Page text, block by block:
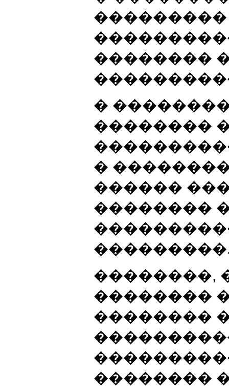
���������
��������
�
��������
�
������
��������
��������,
��������
��������
��������